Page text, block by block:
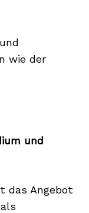
wie der
und
das Angebot